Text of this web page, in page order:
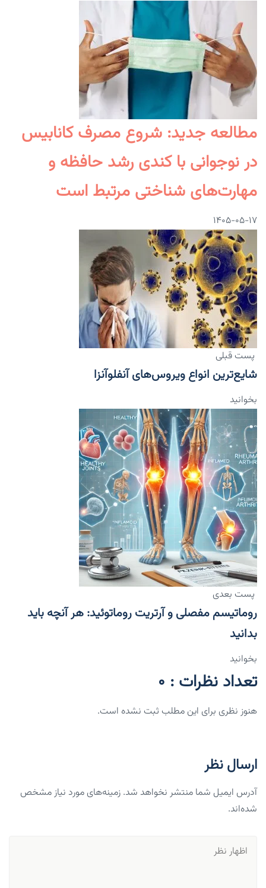
مطالعه جدید: شروع مصرف کانابیس
در نوجوانی با کندی رشد حافظه و
مهارت‌های شناختی مرتبط است
۱۴۰۵-۰۵-۱۷
پست قبلی
شایع‌ترین انواع ویروس‌های آنفلوآنزا
بخوانید
پست بعدی
روماتیسم مفصلی و آرتریت روماتوئید: هر آنچه باید
بدانید
بخوانید
تعداد نظرات : 0
هنوز نظری برای این مطلب ثبت نشده است.
ارسال نظر
آدرس ایمیل شما منتشر نخواهد شد. زمینه‌های مورد نیاز مشخص
شده‌اند.